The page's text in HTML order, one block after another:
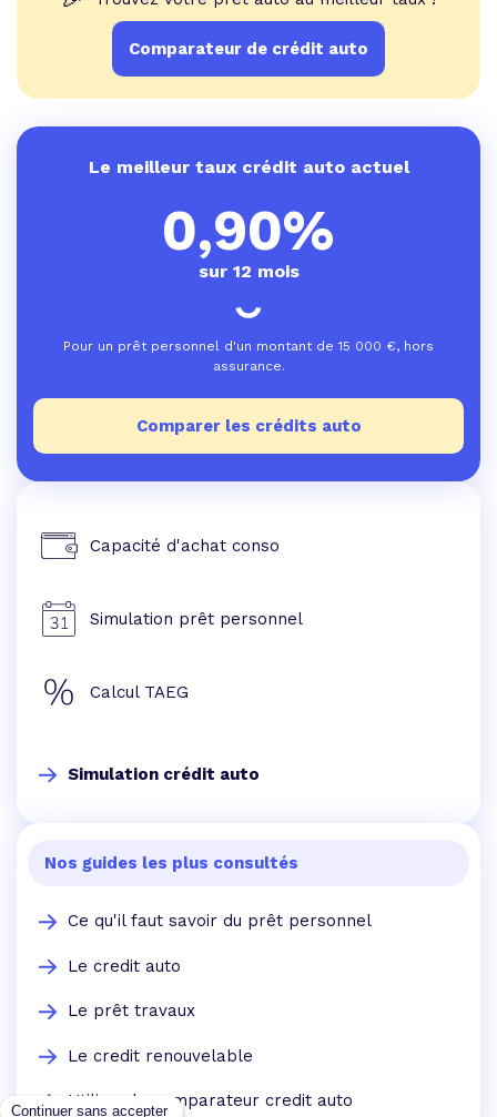
Comparateur de crédit auto
Le meilleur taux crédit auto actuel
0,90%
sur 12 mois
Pour un prêt personnel d'un montant de 15 000 €, hors
assurance.
Comparer les crédits auto
Capacité d'achat conso
Simulation prêt personnel
Calcul TAEG
Simulation crédit auto
Nos guides les plus consultés
Ce qu'il faut savoir du prêt personnel
Le credit auto
Le prêt travaux
Le credit renouvelable
Utilisez le comparateur credit auto